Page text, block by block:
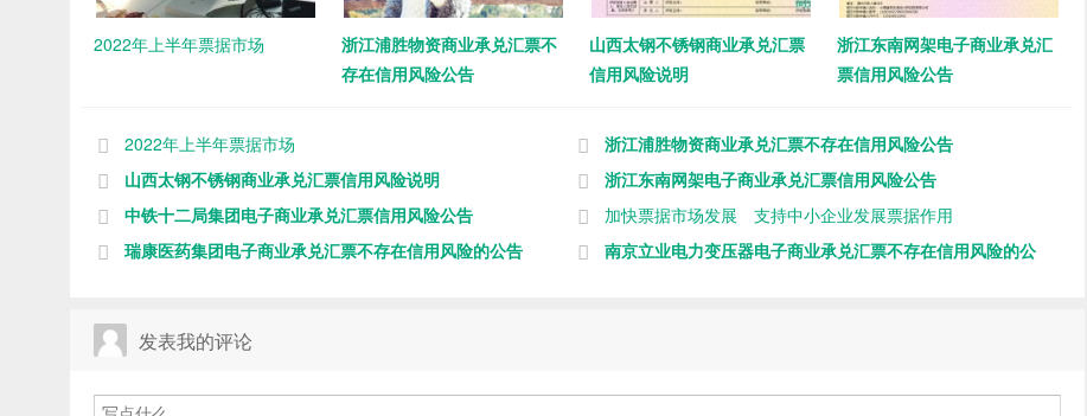
2022年上半年票据市场
浙江浦胜物资商业承兑汇票不
存在信用风险公告
山西太钢不锈钢商业承兑汇票
信用风险说明
浙江东南网架电子商业承兑汇
票信用风险公告
2022年上半年票据市场
浙江浦胜物资商业承兑汇票不存在信用风险公告
山西太钢不锈钢商业承兑汇票信用风险说明
浙江东南网架电子商业承兑汇票信用风险公告
中铁十二局集团电子商业承兑汇票信用风险公告
加快票据市场发展 支持中小企业发展票据作用
瑞康医药集团电子商业承兑汇票不存在信用风险的公告
南京立业电力变压器电子商业承兑汇票不存在信用风险的公
发表我的评论